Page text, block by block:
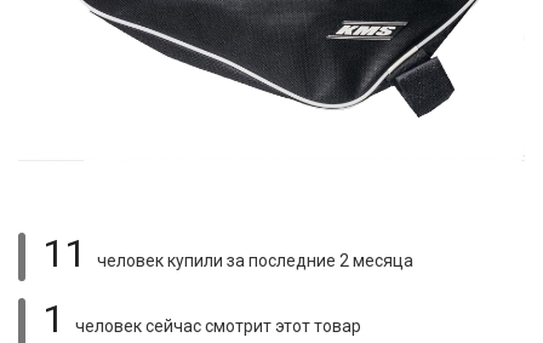
11 человек купили за последние 2 месяца
1 человек сейчас смотритэтот товар